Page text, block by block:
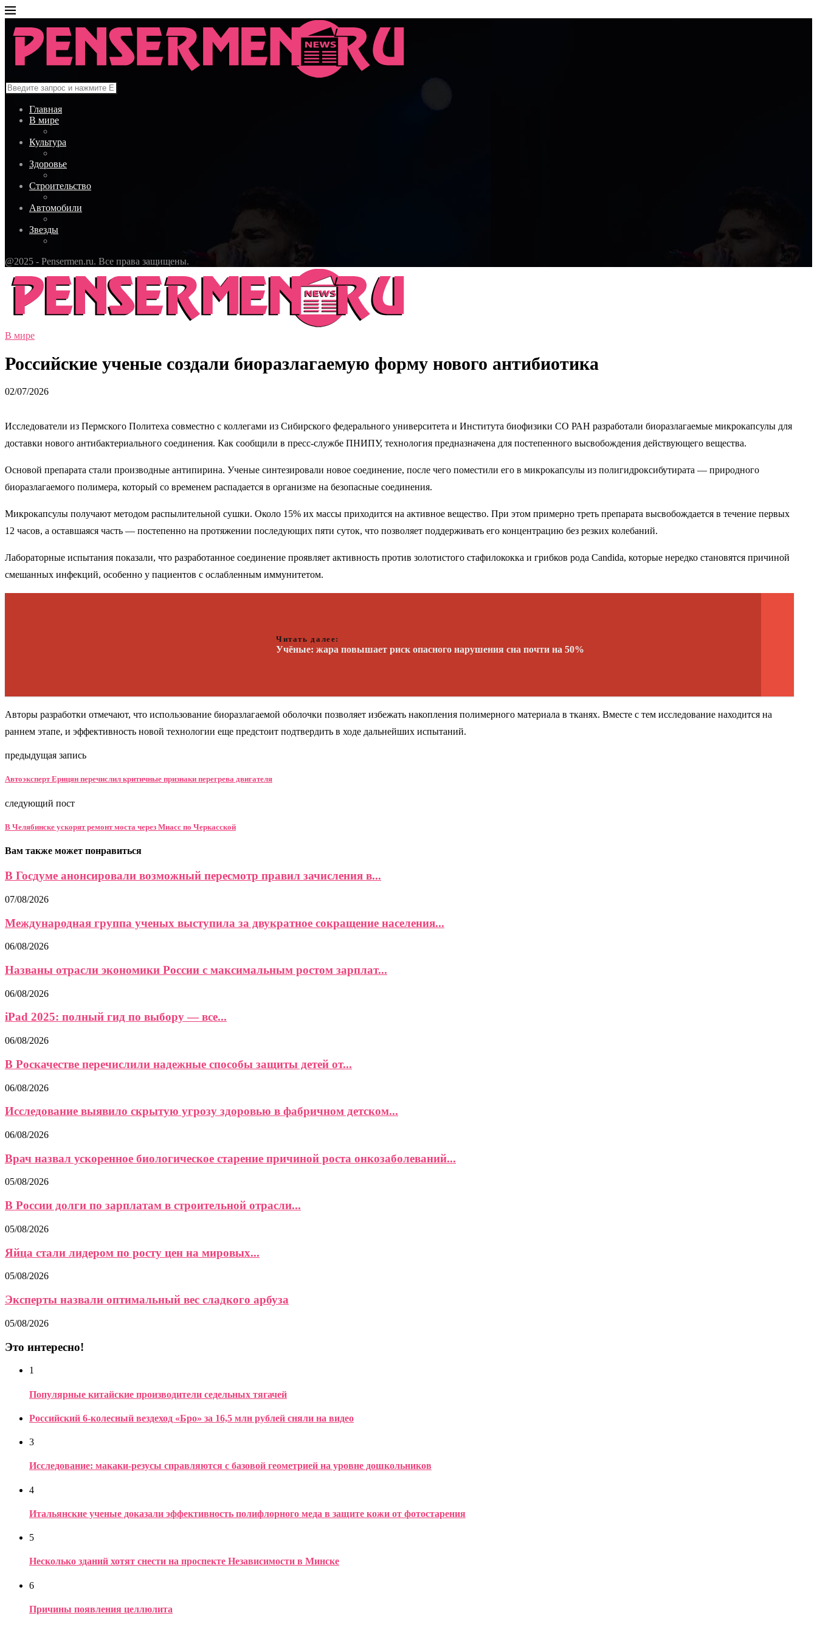
Главная
В мире
Культура
Здоровье
Строительство
Автомобили
Звезды
@2025 - Pensermen.ru. Все права защищены.
В мире
Российские ученые создали биоразлагаемую форму нового антибиотика
02/07/2026
Исследователи из Пермского Политеха совместно с коллегами из Сибирского федерального университета и Института биофизики СО РАН разработали биоразлагаемые микрокапсулы для
доставки нового антибактериального соединения. Как сообщили в пресс-службе ПНИПУ, технология предназначена для постепенного высвобождения действующего вещества.
Основой препарата стали производные антипирина. Ученые синтезировали новое соединение, после чего поместили его в микрокапсулы из полигидроксибутирата — природного
биоразлагаемого полимера, который со временем распадается в организме на безопасные соединения.
Микрокапсулы получают методом распылительной сушки. Около 15% их массы приходится на активное вещество. При этом примерно треть препарата высвобождается в течение первых
12 часов, а оставшаяся часть — постепенно на протяжении последующих пяти суток, что позволяет поддерживать его концентрацию без резких колебаний.
Лабораторные испытания показали, что разработанное соединение проявляет активность против золотистого стафилококка и грибков рода Candida, которые нередко становятся причиной
смешанных инфекций, особенно у пациентов с ослабленным иммунитетом.
Читать далее:
Учёные: жара повышает риск опасного нарушения сна почти на 50%
Авторы разработки отмечают, что использование биоразлагаемой оболочки позволяет избежать накопления полимерного материала в тканях. Вместе с тем исследование находится на
раннем этапе, и эффективность новой технологии еще предстоит подтвердить в ходе дальнейших испытаний.
предыдущая запись
Автоэксперт Ерицян перечислил критичные признаки перегрева двигателя
следующий пост
В Челябинске ускорят ремонт моста через Миасс по Черкасской
Вам также может понравиться
В Госдуме анонсировали возможный пересмотр правил зачисления в...
07/08/2026
Международная группа ученых выступила за двукратное сокращение населения...
06/08/2026
Названы отрасли экономики России с максимальным ростом зарплат...
06/08/2026
iPad 2025: полный гид по выбору — все...
06/08/2026
В Роскачестве перечислили надежные способы защиты детей от...
06/08/2026
Исследование выявило скрытую угрозу здоровью в фабричном детском...
06/08/2026
Врач назвал ускоренное биологическое старение причиной роста онкозаболеваний...
05/08/2026
В России долги по зарплатам в строительной отрасли...
05/08/2026
Яйца стали лидером по росту цен на мировых...
05/08/2026
Эксперты назвали оптимальный вес сладкого арбуза
05/08/2026
Это интересно!
1
Популярные китайские производители седельных тягачей
Российский 6-колесный вездеход «Бро» за 16,5 млн рублей сняли на видео
3
Исследование: макаки-резусы справляются с базовой геометрией на уровне дошкольников
4
Итальянские ученые доказали эффективность полифлорного меда в защите кожи от фотостарения
5
Несколько зданий хотят снести на проспекте Независимости в Минске
6
Причины появления целлюлита